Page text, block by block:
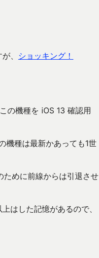
、 ショッキング！
の機種を iOS 13 確認用
機種は最新かあっても1世
ために前線からは引退させ
はした記憶があるので、